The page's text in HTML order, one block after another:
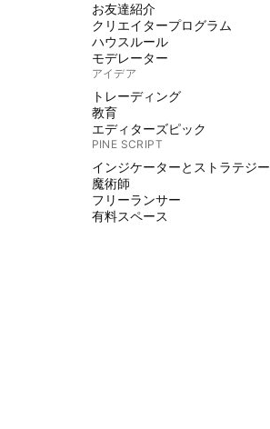
お友達紹介
クリエイタープログラム
ハウスルール
モデレーター
アイデア
トレーディング
教育
エディターズピック
PINE SCRIPT
インジケーターとストラテジー
魔術師
フリーランサー
有料スペース